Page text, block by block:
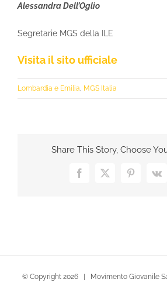
Alessandra Dell’Oglio
Segretarie MGS della ILE
Visita il sito ufficiale
Lombardia e Emilia MGS Italia
Share This Story, Choose
Facebook
X Pinterest
Vk
© Copyright 2026 | Movimento Giovanile